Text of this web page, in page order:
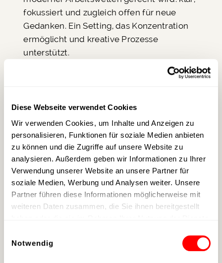
Diese Webseite verwendet Cookies
Wir verwenden Cookies, um Inhalte und Anzeigen zu
personalisieren, Funktionen für soziale Medien anbieten
zu können und die Zugriffe auf unsere Website zu
analysieren. Außerdem geben wir Informationen zu Ihrer
Verwendung unserer Website an unsere Partner für
soziale Medien, Werbung und Analysen weiter. Unsere
Partner führen diese Informationen möglicherweise mit
weiteren Daten zusammen, die Sie ihnen bereitgestellt
Notwendig
fokussiert und zugleich offen für neue
Gedanken. Ein Setting, das Konzentration
ermöglicht und kreative Prozesse
unterstützt.
Meeting Edition: Vitality Lounge. Ein Raum,
der sich flexibel an unterschiedliche
Anforderungen anpasst – lichtdurchflutet
und transparent oder, auf Knopfdruck,
vollständig verdunkelt durch intelligentes
Sichtschutzglas. Technisch auf höchstem
Niveau ausgestattet, unter anderem mit
verbindet er Funktionalität mit einer klaren
gestalterischen Linie.